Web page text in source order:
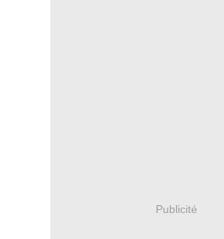
Publicité